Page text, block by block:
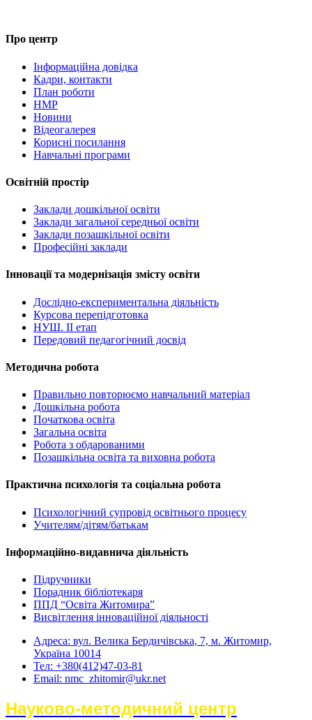
Про центр
Інформаційна довідка
Кадри, контакти
План роботи
НМР
Новини
Відеогалерея
Корисні посилання
Навчальні програми
Освітній простір
Заклади дошкільної освіти
Заклади загальної середньої освіти
Заклади позашкільної освіти
Професійні заклади
Інновації та модернізація змісту освіти
Дослідно-експериментальна діяльність
Курсова перепідготовка
НУШ. ІІ етап
Передовий педагогічний досвід
Методична робота
Правильно повторюємо навчальний матеріал
Дошкільна робота
Початкова освіта
Загальна освіта
Робота з обдарованими
Позашкільна освіта та виховна робота
Практична психологія та соціальна робота
Психологічний супровід освітнього процесу
Учителям/дітям/батькам
Інформаційно-видавнича діяльність
Підручники
Порадник бібліотекаря
ППД “Освіта Житомира”
Висвітлення інноваційної діяльності
Адреса: вул. Велика Бердичівська, 7, м. Житомир,
Україна 10014
Тел: +380(412)47-03-81
Email: nmc_zhitomir@ukr.net
Науково-методичний центр